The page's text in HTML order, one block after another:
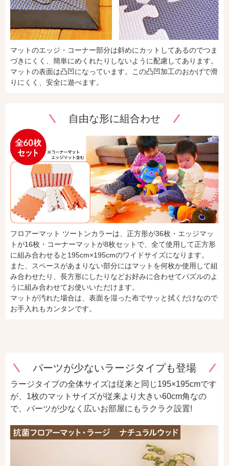
マットのエッジ・コーナー部分は斜めにカットしてあるのでつま
づきにくく、簡単にめくれたりしないように配慮してあります。
マットの表面は凸凹になっています。この凸凹加工のおかげで滑
りにくく、安全に遊べます。
自由な形に組合わせ
フロアーマット ツートンカラーは、正方形が36枚・エッジマッ
トが16枚・コーナーマットが8枚セットで、全て使用して正方形
に組み合わせると195cm×195cmのワイドサイズになります。
また、スペースがあまりない部分にはマットを何枚か使用して組
み合わせたり、長方形にしたりなどお好みに合わせてパズルのよ
うに組み合わせてお使いいただけます。
マットが汚れた場合は、表面を湿った布でサッと拭くだけなので
お手入れもカンタンです。
パーツが少ないラージタイプも登場
ラージタイプの全体サイズは従来と同じ195×195cmです
が、1枚のマットサイズが従来より大きい60cm角なの
で、パーツが少なく広いお部屋にもラクラク設置!